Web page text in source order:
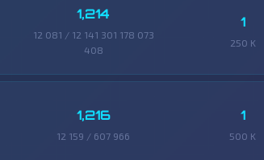
1,214
12 081 / 12 141 301 178 073
408
1
250 K
1,216
12 159 / 607 966
1
500 K